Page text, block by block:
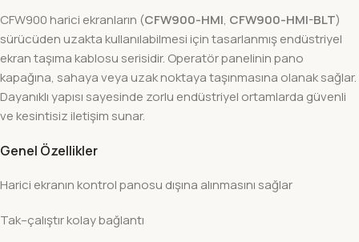
CFW900 harici ekranların (CFW900-HMI, CFW900-HMI-BLT)
sürücüden uzakta kullanılabilmesi için tasarlanmış endüstriyel
ekran taşıma kablosu serisidir. Operatör panelinin pano
kapağına, sahaya veya uzak noktaya taşınmasına olanak sağlar.
Dayanıklı yapısı sayesinde zorlu endüstriyel ortamlarda güvenli
ve kesintisiz iletişim sunar.
Genel Özellikler
Harici ekranın kontrol panosu dışına alınmasını sağlar
Tak–çalıştır kolay bağlantı